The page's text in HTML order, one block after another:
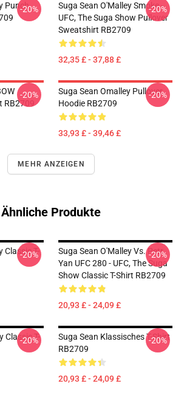
Punch-20%
Suga Sean O'Malley Smoke -
UFC, The Suga Show Pullover
Sweatshirt RB2709
32,35 £ - 37,88 £
-20%
-20%
Suga Sean Omalley Pullover
Hoodie RB2709
33,93 £ - 39,46 £
-20%
MEHR ANZEIGEN
Ähnliche Produkte
Classic T-
-20%
Suga Sean O'Malley Vs. Petr
Yan UFC 280 - UFC, The Suga
Show Classic T-Shirt RB2709
20,93 £ - 24,09 £
-20%
Classic T-
-20%
Suga Sean Klassisches T-Shirt
RB2709
20,93 £ - 24,09 £
-20%